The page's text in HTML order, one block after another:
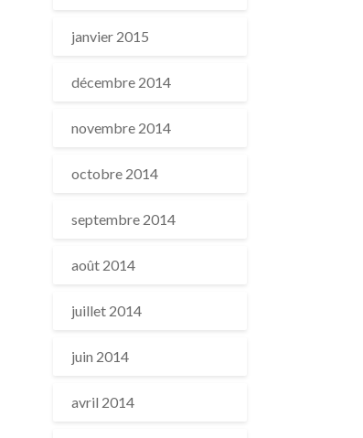
janvier 2015
décembre 2014
novembre 2014
octobre 2014
septembre 2014
août 2014
juillet 2014
juin 2014
avril 2014